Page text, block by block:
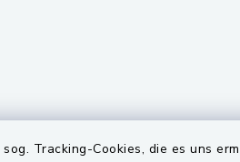
Tracking-Cookies, die es uns